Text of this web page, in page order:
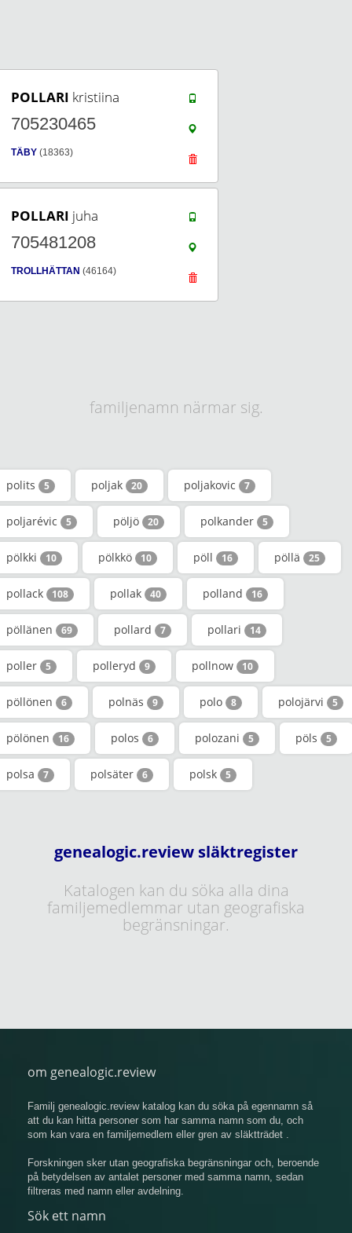
POLLARI kristiina
705230465
TÄBY (18363)
POLLARI juha
705481208
TROLLHÄTTAN (46164)
familjenamn närmar sig.
polits 5 poljak 20 poljakovic 7
poljarévic 5 pöljö 20 polkander 5
pölkki 10 pölkkö 10 pöll 16 pöllä 25
pollack 108 pollak 40 polland 16
pöllänen 69 pollard 7 pollari 14
poller 5 polleryd 9 pollnow 10
pöllönen 6 polnäs 9 polo 8 polojärvi 5
pölönen 16 polos 6 polozani 5 pöls 5
polsa 7 polsäter 6 polsk 5
genealogic.review släktregister
Katalogen kan du söka alla dina
familjemedlemmar utan geografiska
begränsningar.
om genealogic.review
Familj genealogic.review katalog kan du söka på egennamn så
att du kan hitta personer som har samma namn som du, och
som kan vara en familjemedlem eller gren av släktträdet .
Forskningen sker utan geografiska begränsningar och, beroende
på betydelsen av antalet personer med samma namn, sedan
filtreras med namn eller avdelning.
Sök ett namn